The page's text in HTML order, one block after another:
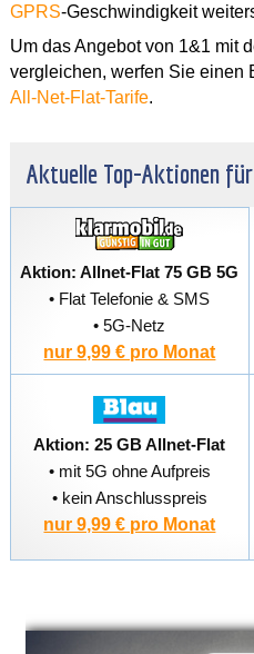
GPRS-Geschwindigkeit
Um das Angebot von 1&1 mit
vergleichen, werfen Sie einen
All-Net-Flat-Tarife.
Aktuelle Top-Aktionen
Aktion: Allnet-Flat 75 GB 5G
• Flat Telefonie & SMS
• 5G-Netz
nur 9,99 € pro Monat
Aktion: 25 GB Allnet-Flat
• mit 5G ohne Aufpreis
• kein Anschlusspreis
nur 9,99 € pro Monat